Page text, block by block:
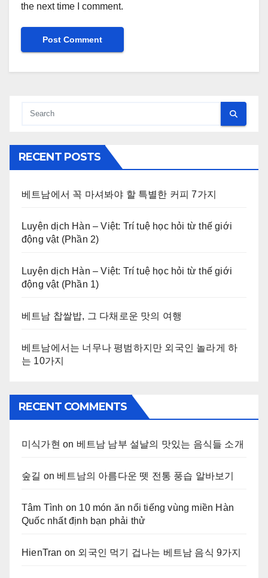
the next time I comment.
RECENT POSTS
베트남에서 꼭 마셔봐야 할 특별한 커피 7가지
Luyện dịch Hàn – Việt: Trí tuệ học hỏi từ thế giới
động vật (Phần 2)
Luyện dịch Hàn – Việt: Trí tuệ học hỏi từ thế giới
động vật (Phần 1)
베트남 찹쌀밥, 그 다채로운 맛의 여행
베트남에서는 너무나 평범하지만 외국인 놀라게 하
는 10가지
RECENT COMMENTS
미식가현 on 베트남 남부 설날의 맛있는 음식들 소개
숲길 on 베트남의 아름다운 뗏 전통 풍습 알바보기
Tâm Tình on 10 món ăn nổi tiếng vùng miền Hàn
Quốc nhất định bạn phải thử
HienTran on 외국인 먹기 겁나는 베트남 음식 9가지